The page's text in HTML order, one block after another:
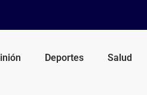
Deportes Salud